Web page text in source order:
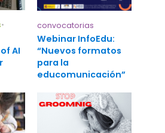
•
AI
convocatorias
Webinar InfoEdu:
“Nuevos formatos
para la
educomunicación”